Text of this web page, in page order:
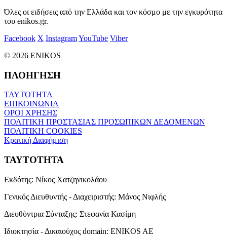
Όλες οι ειδήσεις από την Ελλάδα και τον κόσμο με την εγκυρότητα
του enikos.gr.
Facebook X InstagramYouTube Viber
© 2026 ENIKOS
ΠΛΟΗΓΗΣΗ
ΤΑΥΤΟΤΗΤΑ
ΕΠΙΚΟΙΝΩΝΙΑ
ΟΡΟΙ ΧΡΗΣΗΣ
ΠΟΛΙΤΙΚΗ ΠΡΟΣΤΑΣΙΑΣ ΠΡΟΣΩΠΙΚΩΝ ΔΕΔΟΜΕΝΩΝ
ΠΟΛΙΤΙΚΗ COOKIES
Κρατική Διαφήμιση
ΤΑΥΤΟΤΗΤΑ
Εκδότης: Νίκος Χατζηνικολάου
Γενικός Διευθυντής - Διαχειριστής: Μάνος Νιφλής
Διευθύντρια Σύνταξης: Στεφανία Κασίμη
Ιδιοκτησία - Δικαιούχος domain: ENIKOS AE